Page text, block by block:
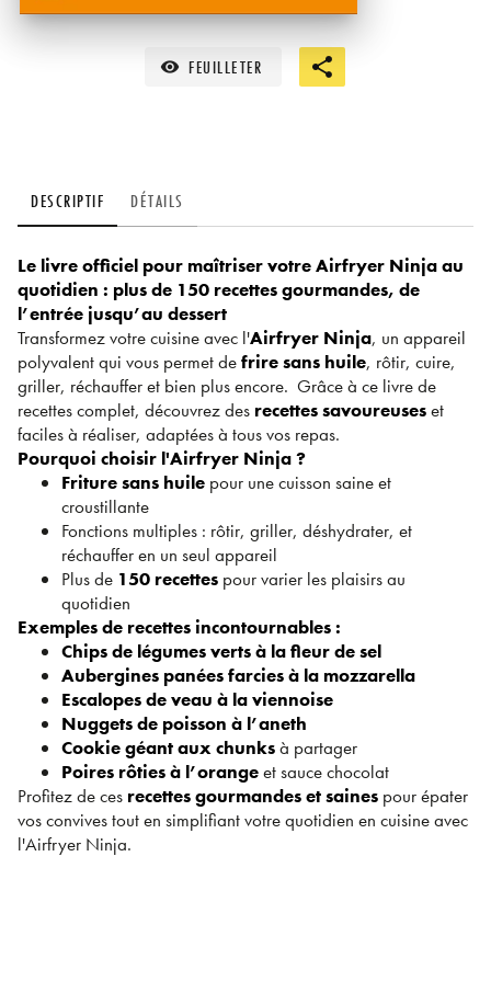
visibility FEUILLETER
DESCRIPTIF DÉTAILS
Le livre officiel pour maîtriser votre Airfryer Ninja au
quotidien : plus de 150 recettes gourmandes, de
l’entrée jusqu’au dessert
Transformez votre cuisine avec l'Airfryer Ninja, un appareil
polyvalent qui vous permet defrire sans huile, rôtir, cuire,
griller, réchauffer et bien plus encore. Grâce à ce livre de
recettes complet, découvrez des recettes savoureuseset
faciles à réaliser, adaptées à tous vos repas.
Pourquoi choisir l'Airfryer Ninja ?
Friture sans huile pour une cuisson saine et
croustillante
Fonctions multiples : rôtir, griller, déshydrater, et
réchauffer en un seul appareil
Plus de 150 recettes pour varier les plaisirs au
quotidien
Exemples de recettes incontournables :
Chips de légumes verts à la fleur de sel
Aubergines panées farcies à la mozzarella
Escalopes de veau à la viennoise
Nuggets de poisson à l’aneth
Cookie géant aux chunksà partager
Poires rôties à l’orangeet sauce chocolat
Profitez de ces recettes gourmandes et saines pour épater
vos convives tout en simplifiant votre quotidien en cuisine avec
l'Airfryer Ninja.